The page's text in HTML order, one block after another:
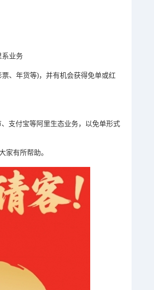
系业务
、年货等)，并有机会获得免单或红
支付宝等阿里生态业务，以免单形式
有所帮助。